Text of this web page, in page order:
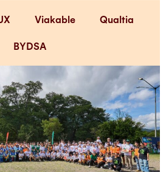
BYDSA
Qualtia
Viakable